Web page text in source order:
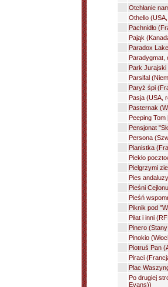
Otchłanie
Othello
Pachnidło
Pająk
Paradox
Paradygmat,
Park Jurajski
Parsifal
Paryż śpi
Pasja (USA,
Pasternak
Peeping
Pensjonat
Persona
Pianistka
Piekło
Pielgrzymi
Pies
Pieśni
Pieśń
Piknik pod
Piłat i inni
Pinero
Pinokio
Piotruś Pan
Piraci
Plac
Po drugiej
Evans))